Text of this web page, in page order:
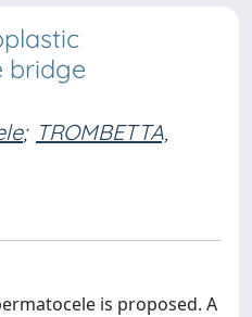
bridge
; TROMBETTA,
is proposed. A